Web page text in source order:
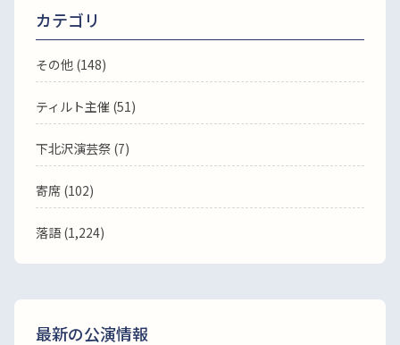
カテゴリ
その他 (148)
ティルト主催 (51)
下北沢演芸祭 (7)
寄席 (102)
落語(1,224)
最新の公演情報